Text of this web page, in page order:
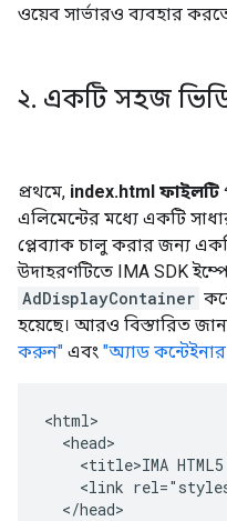
ওয়েব সার্ভারও ব্যবহার
২. একটি সহজ
প্রথমে, index.html ফাইলটি
এলিমেন্টের মধ্যে একটি
প্লেব্যাক চালু করার জন্য
উদাহরণটিতে IMA SDK
AdDisplayContainer
হয়েছে। আরও বিস্তারিত
করুন" এবং "অ্যাড
<html>
  <head>
<title>IMA
<link
  </head>